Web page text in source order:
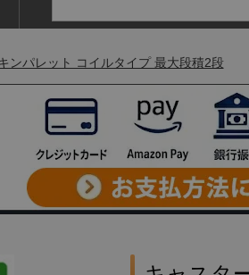
ンパレット コイルタイプ 最大段積2段